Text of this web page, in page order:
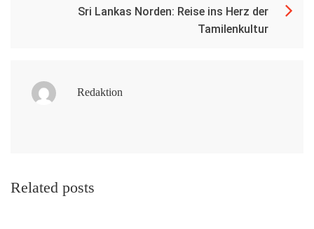
Sri Lankas Norden: Reise ins Herz der
Tamilenkultur
Redaktion
Related posts